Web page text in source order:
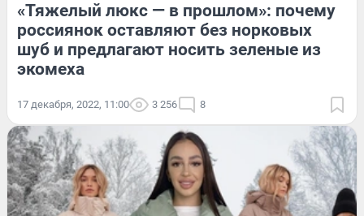
«Тяжелый люкс — в прошлом»: почему
россиянок оставляют без норковых
шуб и предлагают носить зеленые из
экомеха
17 декабря, 2022, 11:00 3 256 8